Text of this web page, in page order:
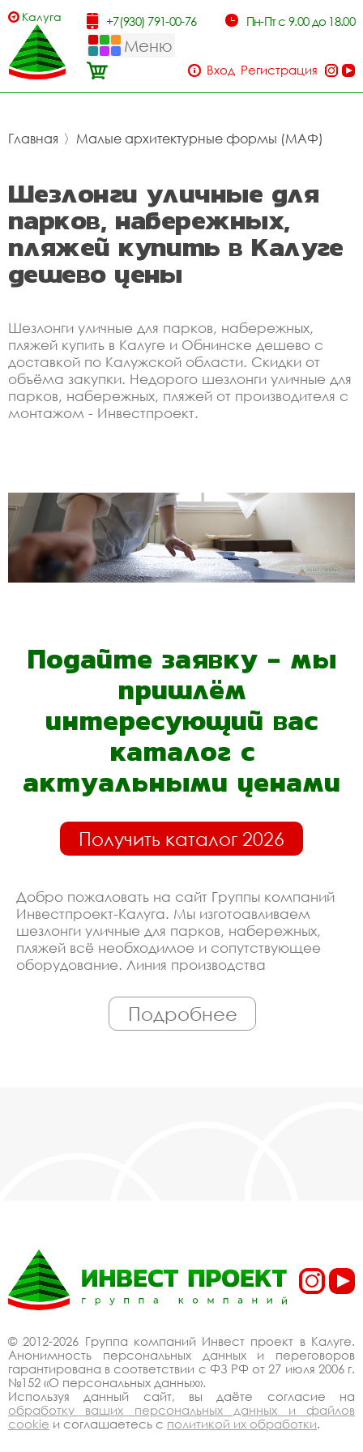
Калуга +7(930) 791-00-76 Пн-Пт с 9.00 до 18.00
Меню
Вход Регистрация
Главная 〉 Малые архитектурные формы (МАФ)
Шезлонги уличные для
парков, набережных,
пляжей купить в Калуге
дешево цены
Шезлонги уличные для парков, набережных,
пляжей купить в Калуге и Обнинске дешево с
доставкой по Калужской области. Скидки от
объёма закупки. Недорого шезлонги уличные для
парков, набережных, пляжей от производителя с
монтажом - Инвестпроект.
Подайте заявку - мы
пришлём
интересующий вас
каталог с
актуальными ценами
Получить каталог 2026
Добро пожаловать на сайт Группы компаний
Инвестпроект-Калуга. Мы изготоавливаем
шезлонги уличные для парков, набережных,
пляжей всё необходимое и сопутствующее
оборудование. Линия производства
работает только квалифицированный
персонал. Поэтому Вы всегда можете
рассчитывать на исключительно высокую
проекту.
Спецпредложение от
шезлонги уличные для
парков, набережных,
пляжей купить со
скидкой
Подробнее
© 2012-2026 Группа компаний Инвест проект в Калуге.
Анонимность персональных данных и переговоров
гарантирована в соответствии с ФЗ РФ от 27 июля 2006 г.
№152 «О персональных данных».
Используя данный сайт, вы даёте согласие на
обработку ваших персональных данных и файлов
cookie и соглашаетесь с политикой их обработки